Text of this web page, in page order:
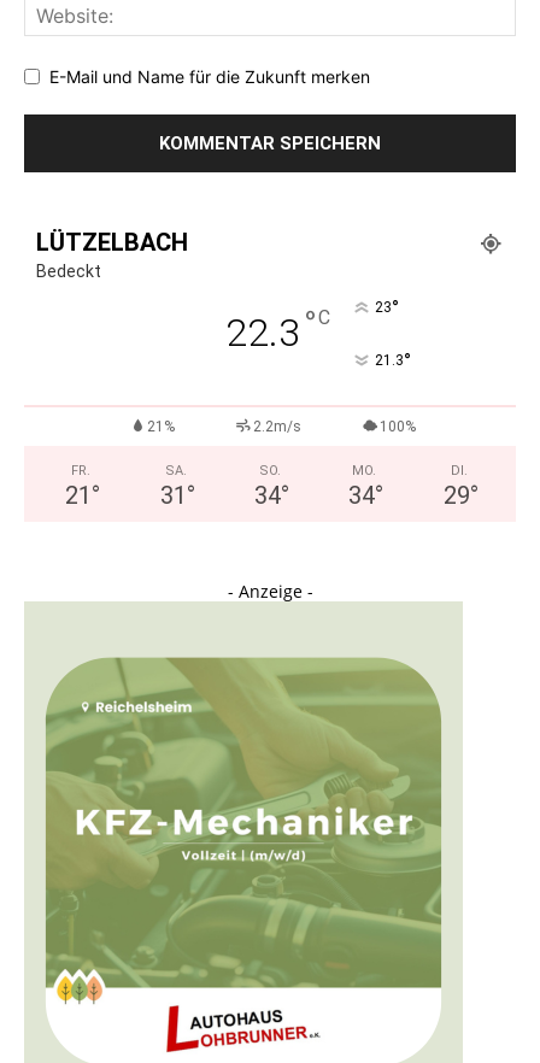
E-Mail und Name für die Zukunft merken
LÜTZELBACH
Bedeckt
22.3 °C 23°
21.3°
21% 2.2m/s 100%
FR.
21 °
SA.
31 °
SO.
34°
MO.
34°
DI.
29°
- Anzeige -